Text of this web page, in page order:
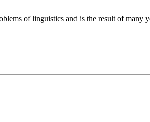
of linguistics and is the result of